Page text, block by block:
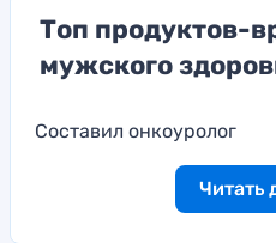
Топ продуктов-
мужского
Составил онкоуролог
Читать